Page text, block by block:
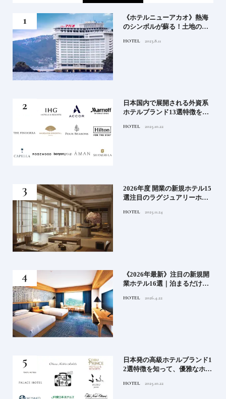
《ホテルニューアカオ》熱海
のシンボルが蘇る！土地の歴
HOTEL 2023.8.11
日本国内で展開される外資系
ホテルブランド13選特徴を知
満喫｜ホテルブランド大解剖
HOTEL 2025.10.22
2026年度 開業の新規ホテル15
選注目のラグジュアリーホテ
ィホテルまでご紹介【後編】
HOTEL 2025.11.24
《2026年最新》注目の新規開
業ホテル16選｜泊まるだけで
ル
HOTEL 2026.4.22
日本発の高級ホテルブランド1
2選特徴を知って、優雅なホテ
ンド大解剖①
HOTEL 2025.10.22